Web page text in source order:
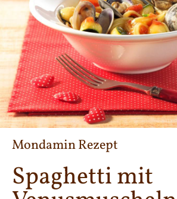
Mondamin Rezept
Spaghetti mit